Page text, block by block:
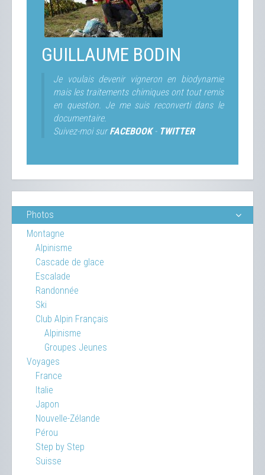
GUILLAUME BODIN
Je voulais devenir vigneron en biodynamie
mais les traitements chimiques ont tout remis
en question. Je me suis reconverti dans le
documentaire.
Suivez-moi surFACEBOOK- TWITTER
Photos
Montagne
Alpinisme
Cascade de glace
Escalade
Randonnée
Ski
Club Alpin Français
Alpinisme
Groupes Jeunes
Voyages
France
Italie
Japon
Nouvelle-Zélande
Pérou
Step by Step
Suisse